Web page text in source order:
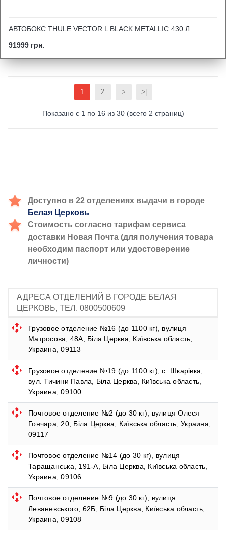
АВТОБОКС THULE VECTOR L BLACK METALLIC 430 Л
91999 грн.
1 2 > >|
Показано с 1 по 16 из 30 (всего 2 страниц)
Доступно в 22 отделениях выдачи в городе
Белая Церковь
Стоимость согласно тарифам сервиса
доставки Новая Почта (для получения товара
необходим паспорт или удостоверение
личности)
АДРЕСА ОТДЕЛЕНИЙ В ГОРОДЕ БЕЛАЯ
ЦЕРКОВЬ, ТЕЛ. 0800500609
Грузовое отделение №16 (до 1100 кг), вулиця
Матросова, 48А, Біла Церква, Київська область,
Украина, 09113
Грузовое отделение №19 (до 1100 кг), с. Шкарівка,
вул. Тичини Павла, Біла Церква, Київська область,
Украина, 09100
Почтовое отделение №2 (до 30 кг), вулиця Олеся
Гончара, 20, Біла Церква, Київська область, Украина,
09117
Почтовое отделение №14 (до 30 кг), вулиця
Таращанська, 191-А, Біла Церква, Київська область,
Украина, 09106
Почтовое отделение №9 (до 30 кг), вулиця
Леваневського, 62Б, Біла Церква, Київська область,
Украина, 09108